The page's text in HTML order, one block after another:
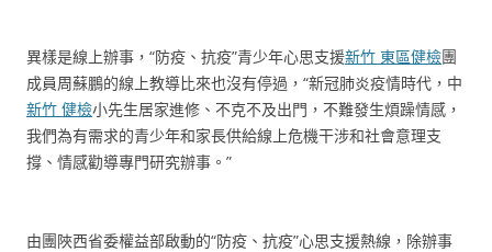
異樣是線上辦事，“防疫、抗疫”青少年心思支援新竹 東區健檢團
成員周蘇鵬的線上教導比來也沒有停過，“新冠肺炎疫情時代，中
新竹 健檢小先生居家進修、不克不及出門，不難發生煩躁情感，
我們為有需求的青少年和家長供給線上危機干涉和社會意理支
撐、情感勸導專門研究辦事。”
由團陜西省委權益部啟動的“防疫、抗疫”心思支援熱線，除辦事